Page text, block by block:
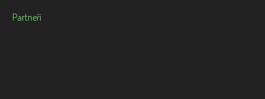
Partneři